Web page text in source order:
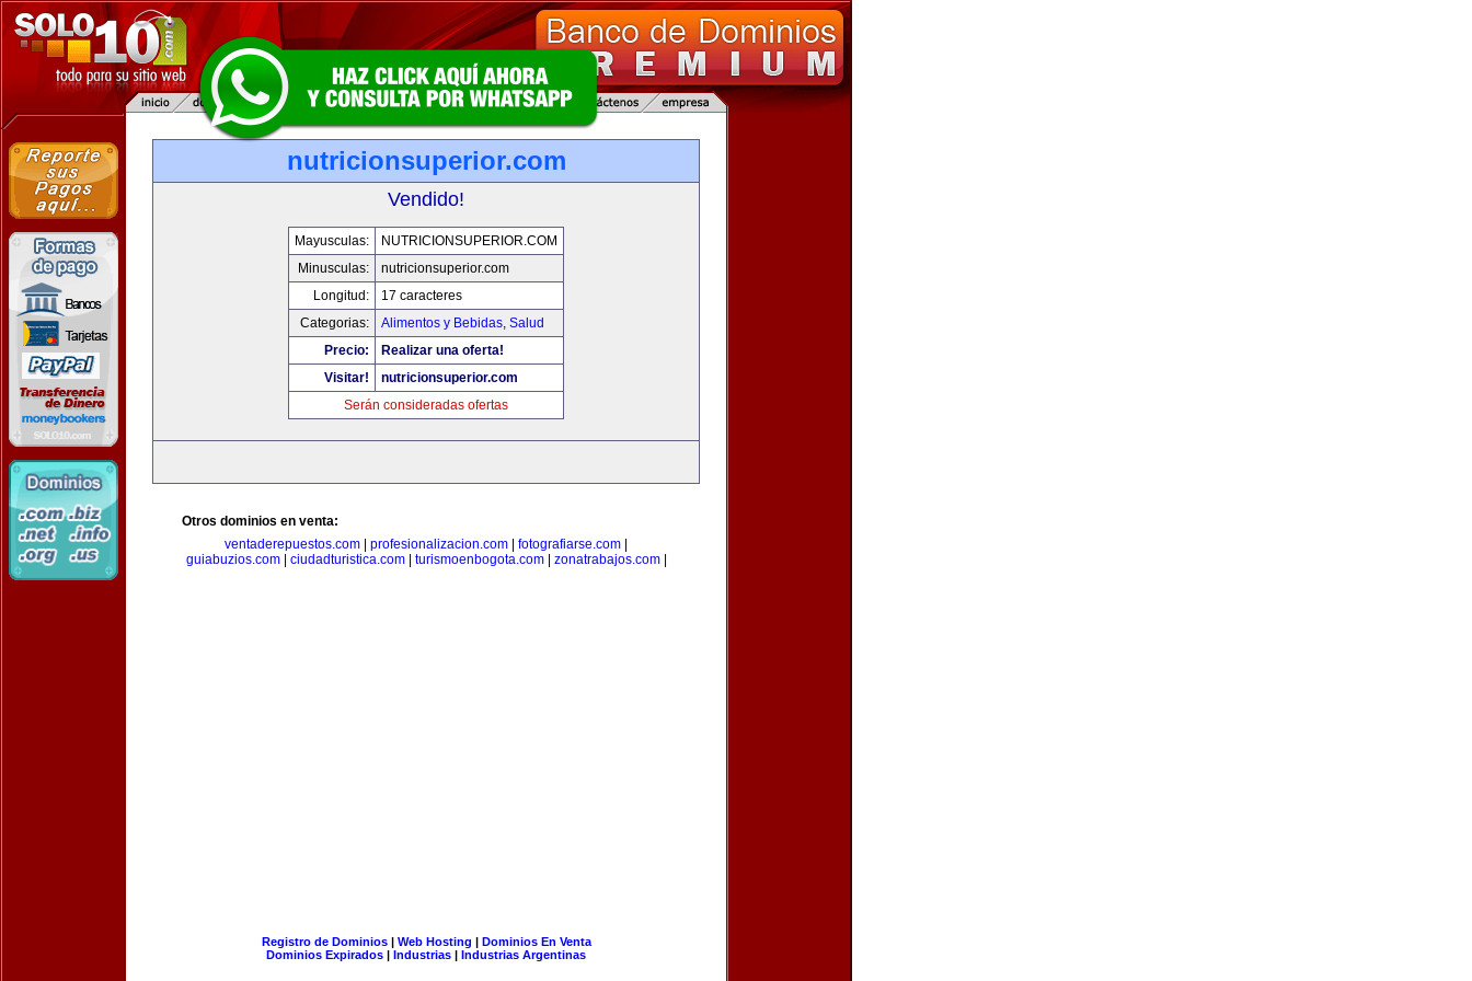
nutricionsuperior.com
Vendido!
Mayusculas:
NUTRICIONSUPERIOR.COM
Minusculas:
nutricionsuperior.com
Longitud:
17 caracteres
Categorias:
Alimentos y Bebidas, Salud
Precio:
Realizar una oferta!
Visitar!
nutricionsuperior.com
Serán consideradas ofertas
Otros dominios en venta:
ventaderepuestos.com
profesionalizacion.com fotografiarse.com
guiabuzios.com| ciudadturistica.com| turismoenbogota.com| zonatrabajos.com|
Registro de Dominios| Web Hosting | Dominios En Venta
Dominios Expirados | Industrias | Industrias Argentinas